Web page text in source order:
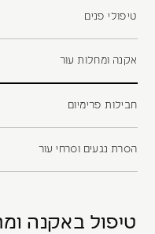
טיפולי פנים
אקנה ומחלות עור
חבילות פרימיום
הסרת נגעים וסרחי עור
טיפול באקנה